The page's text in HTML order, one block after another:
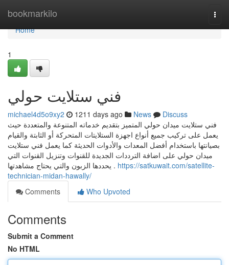
bookmarkilo
Home
Home
1
فني ستلايت حولي
michael4d5o9xy2 1211 days ago News
Discuss
فني ستلايت ميدان حولي المتميز بتقديم خدماته المتنوعة والمتعددة حيث
يعمل على تركيب جميع أنواع اجهزة الستلايتات المتحركة أو الثابتة والقيام
بصيانتها باستخدام أفضل المعدات والأدوات الحديثة كما يعمل فني ستلايت
ميدان حولي على اضافة الترددات الجديدة للقنوات وتنزيل القنوات التي
يحددها الزبون والتي يحتاج مشاهدتها . https://satkuwait.com/satellite-
technician-midan-hawally/
Comments
Who Upvoted
Comments
Submit a Comment
No HTML